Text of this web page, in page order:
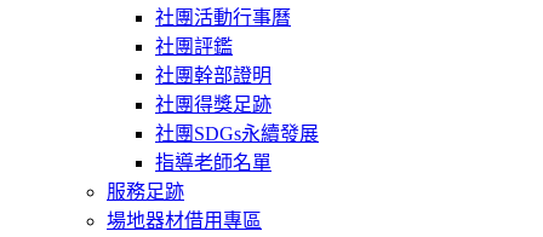
社團活動行事曆
社團評鑑
社團幹部證明
社團得獎足跡
社團SDGs永續發展
指導老師名單
服務足跡
場地器材借用專區